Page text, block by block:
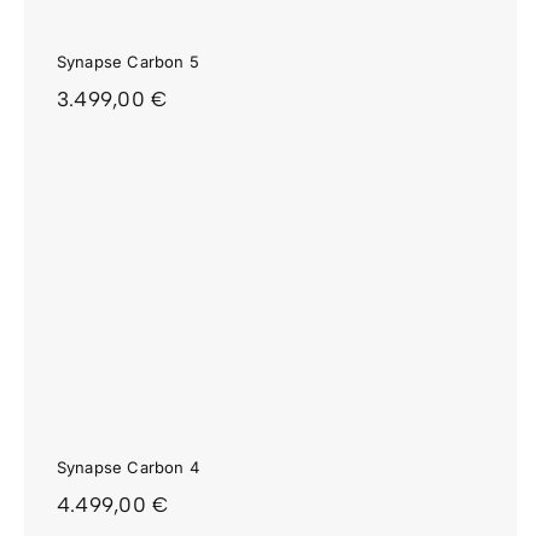
Synapse Carbon 5
3.499,00€
Synapse Carbon 4
4.499,00€